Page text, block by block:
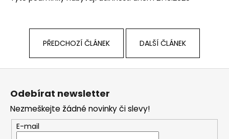
PŘEDCHOZÍ ČLÁNEK DALŠÍ ČLÁNEK
Z
Odebírat newsletter
Nezmeškejte žádné novinky či slevy!
E-mail